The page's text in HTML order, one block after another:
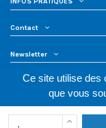
Contact
Newsletter
PMC Hygiène ©
Nos partenaires :La
Ce site utilise des
que vous